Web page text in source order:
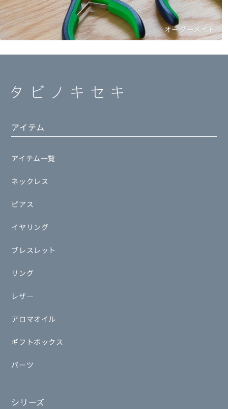
オーダーメイド
アイテム
アイテム一覧
ネックレス
ピアス
イヤリング
ブレスレット
リング
レザー
アロマオイル
ギフトボックス
パーツ
シリーズ